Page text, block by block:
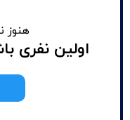
هنوز
اولین نفری